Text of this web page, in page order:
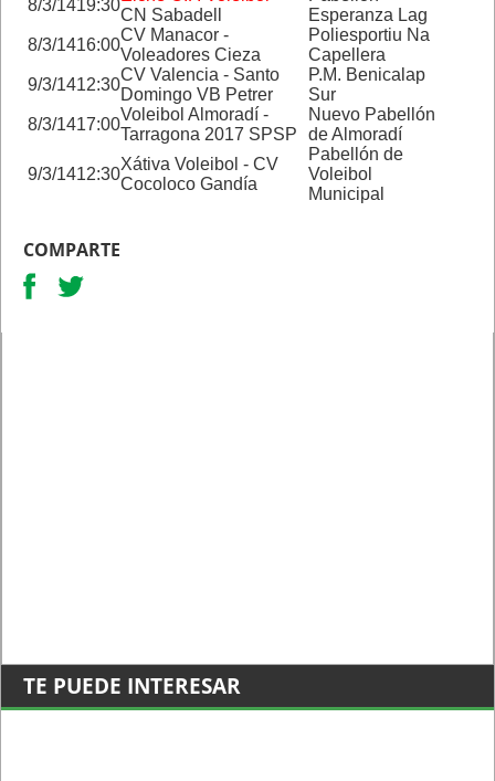
8/3/1419:30
CN Sabadell
Esperanza Lag
8/3/1416:00
CV Manacor -
Voleadores Cieza
Poliesportiu Na
Capellera
9/3/1412:30
CV Valencia - Santo
Domingo VB Petrer
P.M. Benicalap
Sur
8/3/1417:00
Voleibol Almoradí -
Tarragona 2017 SPSP
Nuevo Pabellón
de Almoradí
9/3/1412:30
Xátiva Voleibol - CV
Cocoloco Gandía
Pabellón de
Voleibol
Municipal
COMPARTE
TE PUEDE INTERESAR